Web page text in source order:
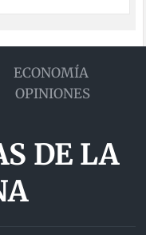
ECONOMÍA
OPINIONES
DE LA